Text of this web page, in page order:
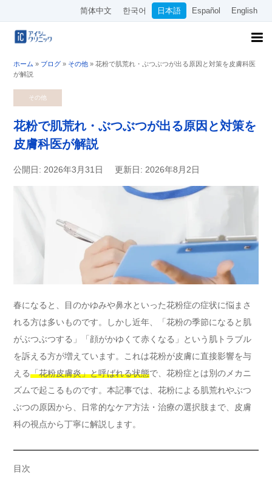
简体中文 한국어 日本語 Español English
ホーム » ブログ » その他 » 花粉で肌荒れ・ぶつぶつが出る原因と対策を皮膚科医
が解説
その他
花粉で肌荒れ・ぶつぶつが出る原因と対策を
皮膚科医が解説
公開日: 2026年3月31日 更新日: 2026年8月2日
春になると、目のかゆみや鼻水といった花粉症の症状に悩まさ
れる方は多いものです。しかし近年、「花粉の季節になると肌
がぶつぶつする」「顔がかゆくて赤くなる」という肌トラブル
を訴える方が増えています。これは花粉が皮膚に直接影響を与
える「花粉皮膚炎」と呼ばれる状態で、花粉症とは別のメカニ
ズムで起こるものです。本記事では、花粉による肌荒れやぶつ
ぶつの原因から、日常的なケア方法・治療の選択肢まで、皮膚
科の視点から丁寧に解説します。
目次